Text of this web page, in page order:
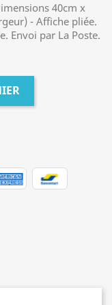
40cm x
- Affiche pliée.
Envoi par La Poste.